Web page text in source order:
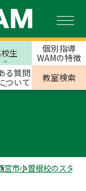
生
個別指導
WAMの特徴
る質問
ついて
教室検索
宮市小曽根校のスタッ